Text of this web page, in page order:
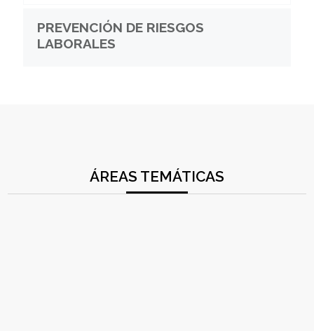
PREVENCIÓN DE RIESGOS
LABORALES
ÁREAS TEMÁTICAS